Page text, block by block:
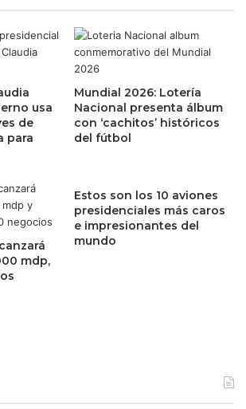
usa
de
para
Mundial 2026: Lotería
Nacional presenta álbum
con ‘cachitos’ históricos
del fútbol
mdp,
Estos son los 10 aviones
presidenciales más caros
e impresionantes del
mundo